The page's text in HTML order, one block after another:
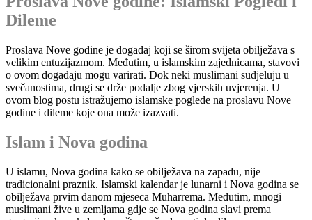
Dileme
Proslava Nove godine je događaj koji se širom svijeta obilježava s
velikim entuzijazmom. Međutim, u islamskim zajednicama, stavovi
o ovom događaju mogu varirati. Dok neki muslimani sudjeluju u
svečanostima, drugi se drže podalje zbog vjerskih uvjerenja. U
ovom blog postu istražujemo islamske poglede na proslavu Nove
godine i dileme koje ona može izazvati.
Islam i Nova godina
U islamu, Nova godina kako se obilježava na zapadu, nije
tradicionalni praznik. Islamski kalendar je lunarni i Nova godina se
obilježava prvim danom mjeseca Muharrema. Međutim, mnogi
muslimani žive u zemljama gdje se Nova godina slavi prema